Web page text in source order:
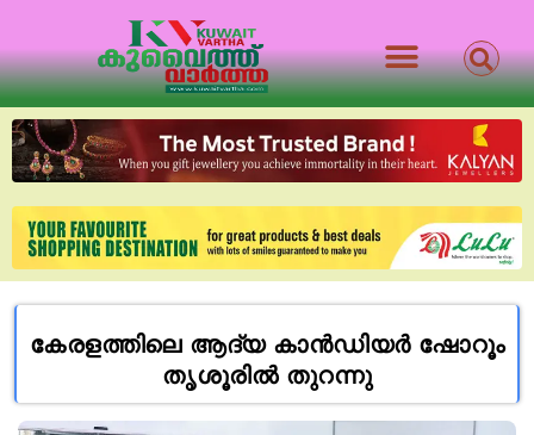
കേരളത്തിലെ ആദ്യ കാൻഡിയർ ഷോറൂം
തൃശൂരിൽ തുറന്നു